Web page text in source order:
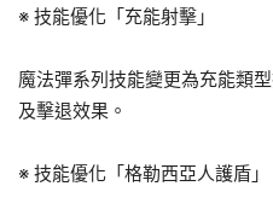
※ 技能優化「充能射擊」
魔法彈系列技能變更為充能類
及擊退效果。
※ 技能優化「格勒西亞人護盾」